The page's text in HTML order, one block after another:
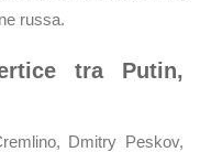
russa.
tra Putin,
Dmitry Peskov,